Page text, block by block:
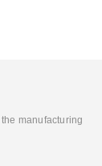
manufacturing